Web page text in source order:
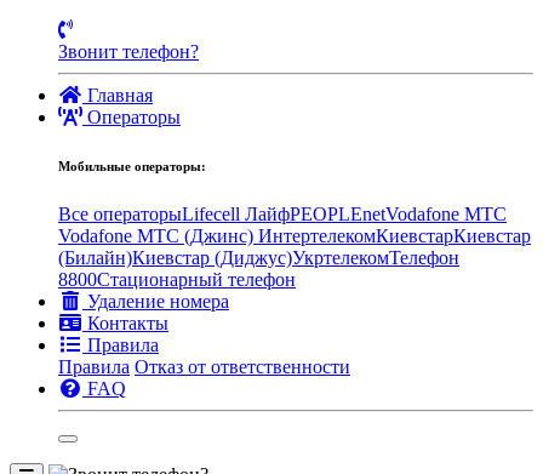
Звонит телефон?
Главная
Операторы
Мобильные операторы:
Все операторыLifecell ЛайфPEOPLEnetVodafone MTC
Vodafone МТС (Джинс) ИнтертелекомКиевстарКиевстар
(Билайн)Киевстар (Диджус)УкртелекомТелефон
8800Стационарный телефон
Удаление номера
Контакты
Правила
Правила Отказ от ответственности
FAQ